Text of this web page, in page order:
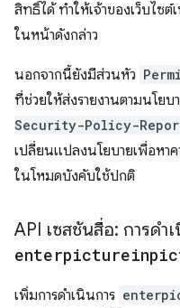
สิทธิ์ได้ ทำให้เจ้าของเว็บไซ
ในหน้าดังกล่าว
นอกจากนี้ยังมีส่วนหัว
ที่ช่วยให้ส่งรายงานตามนโย
Security-Policy-
เปลี่ยนแปลงนโยบายเพื่อหา
ในโหมดบังคับใช้ปกติ
API เซสชันสื่อ: การดำ
เพิ่มการดำเนินการ